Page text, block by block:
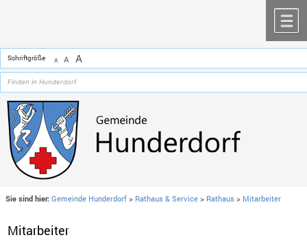
Schriftgröße A A A
Sie sind hier: Gemeinde Hunderdorf > Rathaus & Service > Rathaus > Mitarbeiter
Mitarbeiter